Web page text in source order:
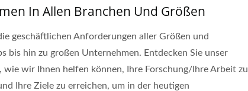
In Allen Branchen Und Größen
geschäftlichen Anforderungen aller Größen und
bis hin zu großen Unternehmen. Entdecken Sie unser
wie wir Ihnen helfen können, Ihre Forschung/Ihre Arbeit zu
Ihre Ziele zu erreichen, um in der heutigen